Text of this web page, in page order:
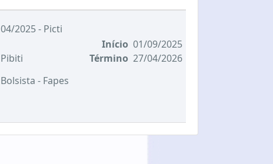
04/2025 - Picti
Pibiti
Bolsista - Fapes
Início 01/09/2025
Término 27/04/2026